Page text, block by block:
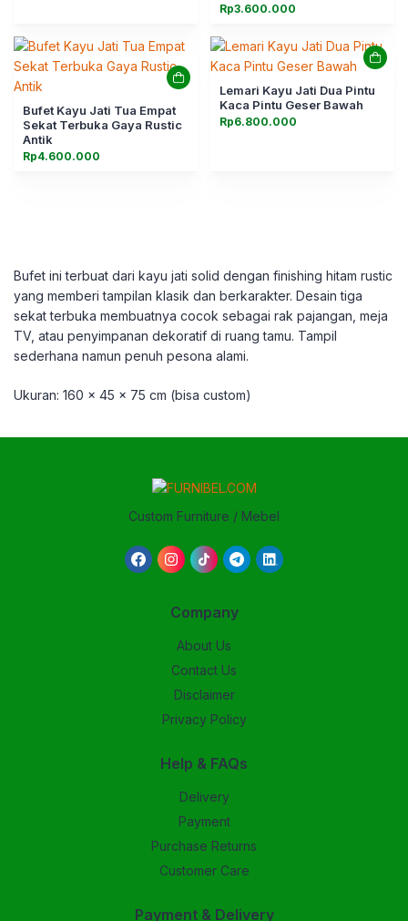
Rp3.600.000
Bufet Kayu Jati Tua Empat
Sekat Terbuka Gaya Rustic
Antik
Rp4.600.000
Lemari Kayu Jati Dua Pintu
Kaca Pintu Geser Bawah
Rp6.800.000
Bufet ini terbuat dari kayu jati solid dengan finishing hitam rustic
yang memberi tampilan klasik dan berkarakter. Desain tiga
sekat terbuka membuatnya cocok sebagai rak pajangan, meja
TV, atau penyimpanan dekoratif di ruang tamu. Tampil
sederhana namun penuh pesona alami.
Ukuran: 160 x 45 x 75 cm (bisa custom)
Custom Furniture / Mebel
Company
About Us
Contact Us
Disclaimer
Privacy Policy
Help & FAQs
Delivery
Payment
Purchase Returns
Customer Care
Payment & Delivery